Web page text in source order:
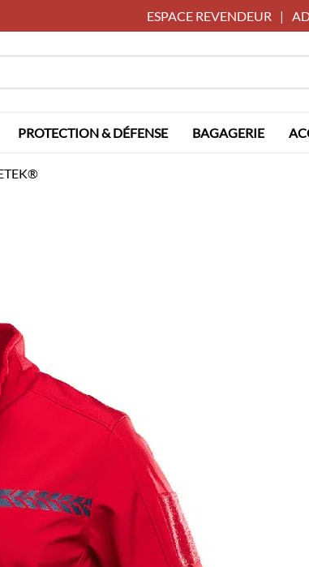
ESPACE REVENDEUR |
PROTECTION & DÉFENSE BAGAGERIE